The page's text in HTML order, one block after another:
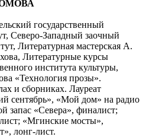
государственный
Северо-Западный заочный
Литературная мастерская А.
Литературные курсы
института культуры,
«Технология прозы».
и сборниках. Лауреат
сентябрь», «Мой дом» на радио
запас «Севера», финалист;
«Мгинские мосты»,
лонг-лист.